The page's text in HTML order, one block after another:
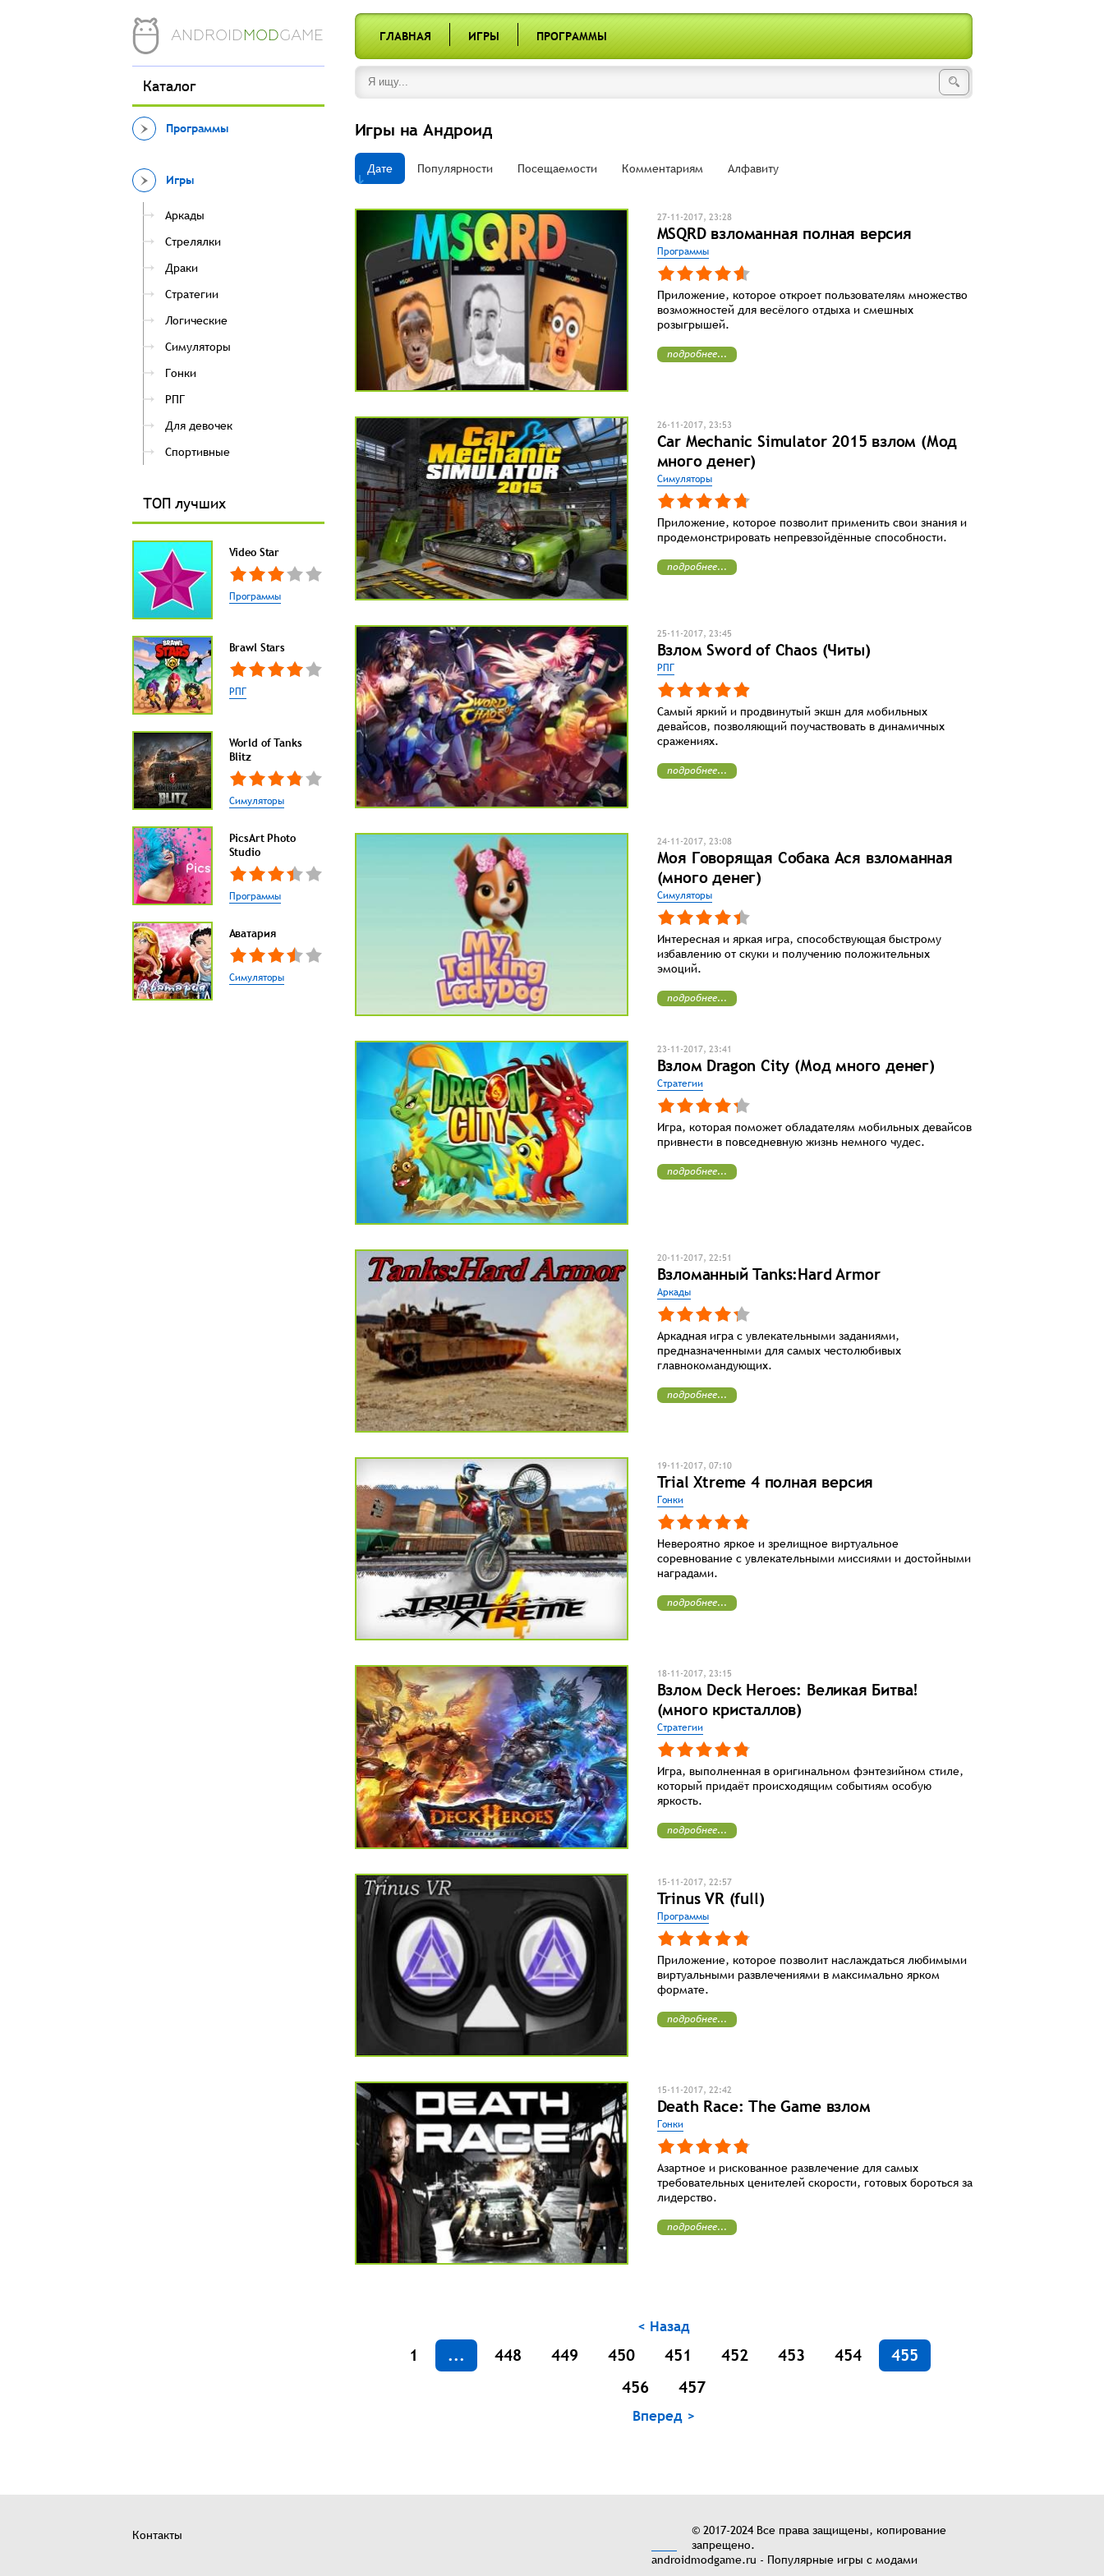
ANDROIDMODGAME ГЛАВНАЯ ИГРЫ ПРОГРАММЫ
Каталог
Программы
Игры
Аркады
Стрелялки
Драки
Стратегии
Логические
Симуляторы
Гонки
РПГ
Для девочек
Спортивные
ТОП лучших
Video Star
Программы
Brawl Stars
РПГ
World of Tanks
Blitz
Симуляторы
PicsArt Photo
Studio
Программы
Аватария
Симуляторы
Игры на Андроид
Дате Популярности Посещаемости Комментариям Алфавиту
27-11-2017, 23:28
MSQRD взломанная полная версия
Программы
Приложение, которое откроет пользователям множество
возможностей для весёлого отдыха и смешных
розыгрышей.
подробнее...
26-11-2017, 23:53
Car Mechanic Simulator 2015 взлом (Мод
много денег)
Симуляторы
Приложение, которое позволит применить свои знания и
продемонстрировать непревзойдённые способности.
подробнее...
25-11-2017, 23:45
Взлом Sword of Chaos (Читы)
РПГ
Самый яркий и продвинутый экшн для мобильных
девайсов, позволяющий поучаствовать в динамичных
сражениях.
подробнее...
24-11-2017, 23:08
Моя Говорящая Собака Ася взломанная
(много денег)
Симуляторы
Интересная и яркая игра, способствующая быстрому
избавлению от скуки и получению положительных
эмоций.
подробнее...
23-11-2017, 23:41
Взлом Dragon City (Мод много денег)
Стратегии
Игра, которая поможет обладателям мобильных девайсов
привнести в повседневную жизнь немного чудес.
подробнее...
20-11-2017, 22:51
Взломанный Tanks:Hard Armor
Аркады
Аркадная игра с увлекательными заданиями,
предназначенными для самых честолюбивых
главнокомандующих.
подробнее...
19-11-2017, 07:10
Trial Xtreme 4 полная версия
Гонки
Невероятно яркое и зрелищное виртуальное
соревнование с увлекательными миссиями и достойными
наградами.
подробнее...
18-11-2017, 23:15
Взлом Deck Heroes: Великая Битва!
(много кристаллов)
Стратегии
Игра, выполненная в оригинальном фэнтезийном стиле,
который придаёт происходящим событиям особую
яркость.
подробнее...
15-11-2017, 22:57
Trinus VR (full)
Программы
Приложение, которое позволит наслаждаться любимыми
виртуальными развлечениями в максимально ярком
формате.
подробнее...
15-11-2017, 22:42
Death Race: The Game взлом
Гонки
Азартное и рискованное развлечение для самых
требовательных ценителей скорости, готовых бороться за
лидерство.
подробнее...
< Назад
1 ... 448 449 450 451 452 453 454
455
456
457
Вперед >
Контакты
© 2017-2024 Все права защищены, копирование
запрещено.
androidmodgame.ru - Популярные игры с модами